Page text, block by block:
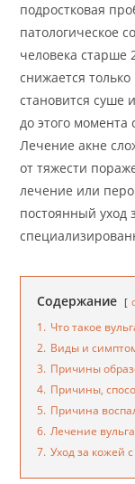
подростковая
патологическое
человека старше
снижается только
становится суше
до этого момента
Лечение акне
от тяжести
лечение или
постоянный
Содержание
1. Что такое
2. Виды и
3. Причины
4. Причины,
5. Причина
6. Лечение
7. Уход за кожей